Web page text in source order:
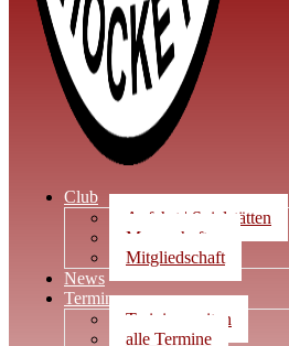
Club
Anfahrt | Spielstätten
Mannschaften
Mitgliedschaft
News
Termine
Trainingszeiten
alle Termine